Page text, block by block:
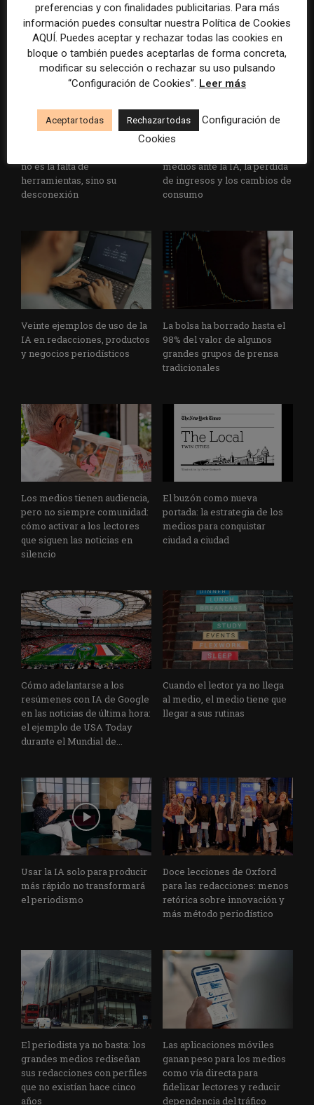
ARTÍCULOS RELACIONADOS
no es la falta de
herramientas, sino su
desconexión
WAN-IFRA reúne las
medios ante la IA, la pérdida
de ingresos y los cambios de
consumo
Veinte ejemplos de uso de la
IA en redacciones, productos
y negocios periodísticos
La bolsa ha borrado hasta el
98% del valor de algunos
grandes grupos de prensa
tradicionales
Los medios tienen audiencia,
pero no siempre comunidad:
cómo activar a los lectores
que siguen las noticias en
silencio
El buzón como nueva
portada: la estrategia de los
medios para conquistar
ciudad a ciudad
Cómo adelantarse a los
resúmenes con IA de Google
en las noticias de última hora:
el ejemplo de USA Today
durante el Mundial de...
Cuando el lector ya no llega
al medio, el medio tiene que
llegar a sus rutinas
Usar la IA solo para producir
más rápido no transformará
el periodismo
Doce lecciones de Oxford
para las redacciones: menos
retórica sobre innovación y
más método periodístico
El periodista ya no basta: los
grandes medios rediseñan
sus redacciones con perfiles
que no existían hace cinco
años
Las aplicaciones móviles
ganan peso para los medios
como vía directa para
fidelizar lectores y reducir
dependencia del tráfico
preferencias y con finalidades publicitarias. Para más
información puedes consultar nuestra Política de Cookies
AQUÍ. Puedes aceptar y rechazar todas las cookies en
bloque o también puedes aceptarlas de forma concreta,
modificar su selección o rechazar su uso pulsando
“Configuración de Cookies”. Leer más
Aceptar todas Rechazar todas
Configuración de
Cookies